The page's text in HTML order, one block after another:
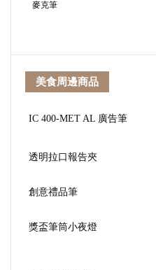
麥克筆
美食周邊商品
IC 400-MET AL 廣告筆
透明拉口報告夾
創意禮品筆
獎盃筆筒小夜燈